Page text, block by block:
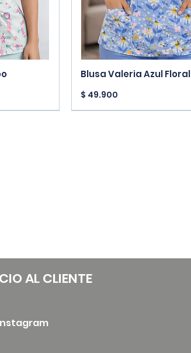
Vista rápida
Blusa Valeria Azul Floral
Precio
$ 49.900
AL CLIENTE